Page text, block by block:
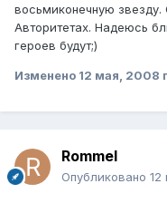
восьмиконечную звезду.
Авторитетах. Надеюсь
героев будут;)
Изменено 12 мая, 2008
Rommel
Опубликовано 12